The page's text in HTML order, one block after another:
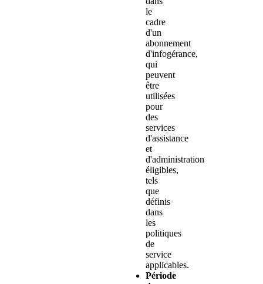
le
cadre
d'un
abonnement
d'infogérance,
qui
peuvent
être
utilisées
pour
des
services
d'assistance
et
d'administration
éligibles,
tels
que
définis
dans
les
politiques
de
service
applicables.
Période